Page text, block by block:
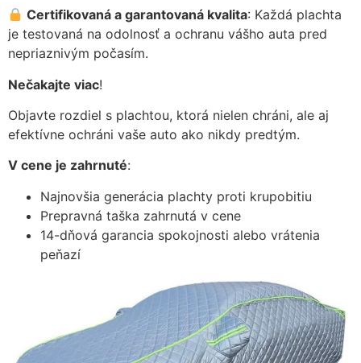
Certifikovaná a garantovaná kvalita: Každá plachta
je testovaná na odolnosť a ochranu vášho auta pred
nepriaznivým počasím.
Nečakajte viac!
Objavte rozdiel s plachtou, ktorá nielen chráni, ale aj
efektívne ochráni vaše auto ako nikdy predtým.
V cene je zahrnuté:
Najnovšia generácia plachty proti krupobitiu
Prepravná taška zahrnutá v cene
14-dňová garancia spokojnosti alebo vrátenia
peňazí